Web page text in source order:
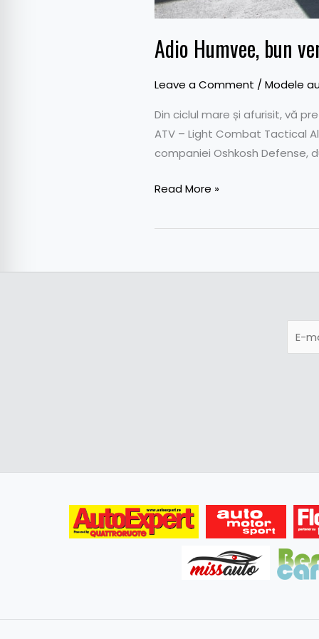
Adio Humvee, bun
Leave a Comment / Modele
Din ciclul mare și afurisit, vă
ATV – Light Combat Tactical
companiei Oshkosh Defense,
Read More »